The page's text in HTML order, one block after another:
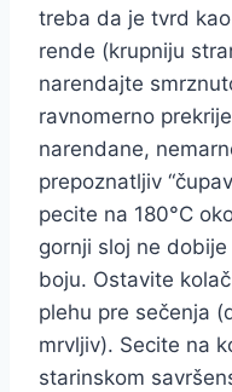
treba da je tvrd
rende (krupniju
narendajte
ravnomerno
narendane,
prepoznatljiv
pecite na 180°C
gornji sloj ne
boju. Ostavite
plehu pre sečenja
mrvljiv). Secite na
starinskom